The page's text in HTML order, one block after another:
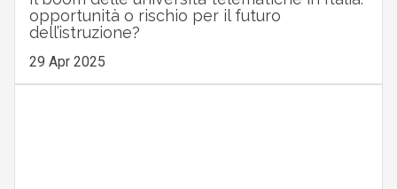
opportunità o rischio per il futuro
dell’istruzione?
29 Apr 2025